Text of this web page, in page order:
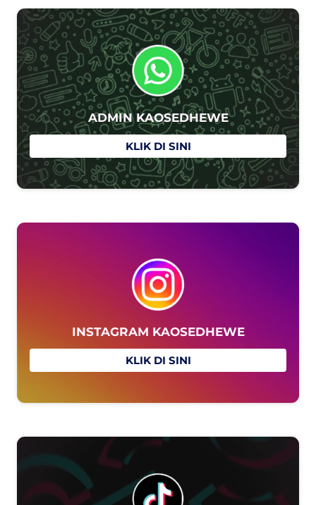
ADMIN KAOSEDHEWE
`
KLIK DI SINI
INSTAGRAM KAOSEDHEWE
`
KLIK DI SINI